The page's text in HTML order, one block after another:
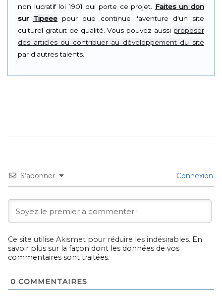
non lucratif loi 1901 qui porte ce projet. Faites un don
sur Tipeee pour que continue l'aventure d'un site
culturel gratuit de qualité. Vous pouvez aussi proposer
des articles ou contribuer au développement du site
par d'autres talents.
S’abonner Connexion
Ce site utilise Akismet pour réduire les indésirables. En
savoir plus sur la façon dont les données de vos
commentaires sont traitées.
0 COMMENTAIRES